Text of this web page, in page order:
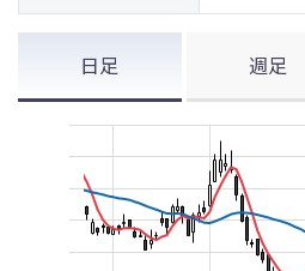
日足 週足